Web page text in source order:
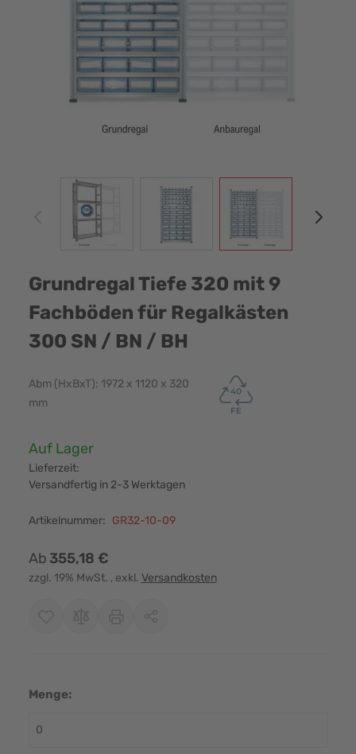
View larger imageView larger image
Grundregal Tiefe 320 mit 9
Fachböden für Regalkästen
300 SN / BN / BH
Abm (HxBxT): 1972 x 1120 x 320
mm
Verfügbarkeit:
Auf Lager
Lieferzeit:
Versandfertig in 2-3 Werktagen
Artikelnummer: GR32-10-09
Ab 355,18 €
zzgl. 19% MwSt. , exkl. Versandkosten
Menge: